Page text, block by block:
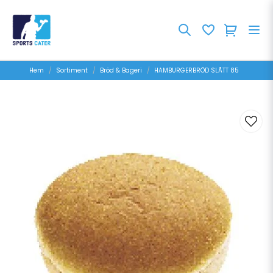
Hem Sortiment Bröd & Bageri HAMBURGERBRÖD SLÃTT 85